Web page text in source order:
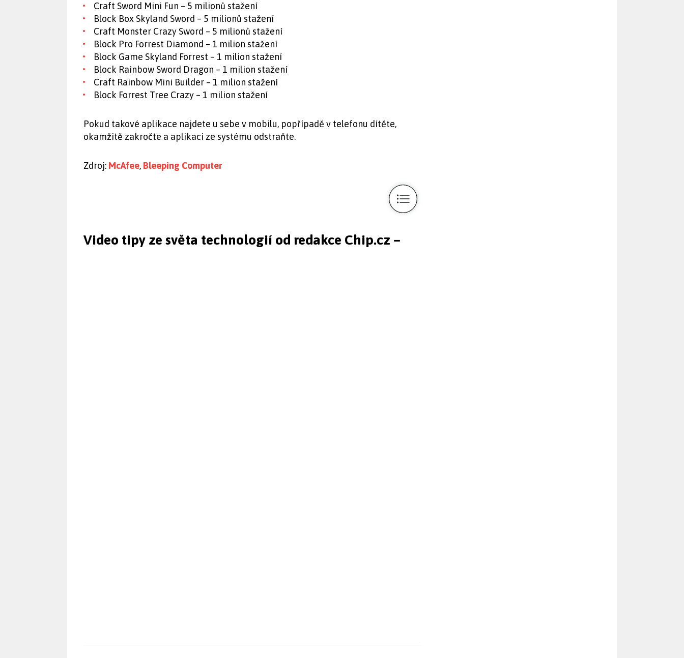
Craft Sword Mini Fun – 5 milionů stažení
Block Box Skyland Sword – 5 milionů stažení
Craft Monster Crazy Sword – 5 milionů stažení
Block Pro Forrest Diamond – 1 milion stažení
Block Game Skyland Forrest – 1 milion stažení
Block Rainbow Sword Dragon – 1 milion stažení
Craft Rainbow Mini Builder – 1 milion stažení
Block Forrest Tree Crazy – 1 milion stažení
Pokud takové aplikace najdete u sebe v mobilu, popřípadě v telefonu dítěte,
okamžitě zakročte a aplikaci ze systému odstraňte.
Zdroj: McAfee, Bleeping Computer
Video tipy ze světa technologií od redakce Chip.cz –